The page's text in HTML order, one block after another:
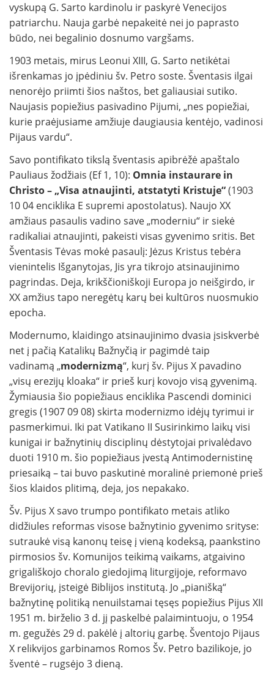
vyskupą G. Sarto kardinolu ir paskyrė Venecijos
patriarchu. Nauja garbė nepakeitė nei jo paprasto
būdo, nei begalinio dosnumo vargšams.
1903 metais, mirus Leonui XIII, G. Sarto netikėtai
išrenkamas jo įpėdiniu šv. Petro soste. Šventasis ilgai
nenorėjo priimti šios naštos, bet galiausiai sutiko.
Naujasis popiežius pasivadino Pijumi, „nes popiežiai,
kurie praėjusiame amžiuje daugiausia kentėjo, vadinosi
Pijaus vardu“.
Savo pontifikato tikslą šventasis apibrėžė apaštalo
Pauliaus žodžiais (Ef 1, 10): Omnia instaurare in
Christo – „Visa atnaujinti, atstatyti Kristuje“(1903
10 04 enciklika E supremi apostolatus). Naujo XX
amžiaus pasaulis vadino save „moderniu“ ir siekė
radikaliai atnaujinti, pakeisti visas gyvenimo sritis. Bet
Šventasis Tėvas mokė pasaulį: Jėzus Kristus tebėra
vienintelis Išganytojas, Jis yra tikrojo atsinaujinimo
pagrindas. Deja, krikščioniškoji Europa jo neišgirdo, ir
XX amžius tapo neregėtų karų bei kultūros nuosmukio
epocha.
Modernumo, klaidingo atsinaujinimo dvasia įsiskverbė
net į pačią Katalikų Bažnyčią ir pagimdė taip
vadinamą „modernizmą“, kurį šv. Pijus X pavadino
„visų erezijų kloaka“ ir prieš kurį kovojo visą gyvenimą.
Žymiausia šio popiežiaus enciklika Pascendi dominici
gregis (1907 09 08) skirta modernizmo idėjų tyrimui ir
pasmerkimui. Iki pat Vatikano II Susirinkimo laikų visi
kunigai ir bažnytinių disciplinų dėstytojai privalėdavo
duoti 1910 m. šio popiežiaus įvestą Antimodernistinę
priesaiką – tai buvo paskutinė moralinė priemonė prieš
šios klaidos plitimą, deja, jos nepakako.
Šv. Pijus X savo trumpo pontifikato metais atliko
didžiules reformas visose bažnytinio gyvenimo srityse:
sutraukė visą kanonų teisę į vieną kodeksą, paankstino
pirmosios šv. Komunijos teikimą vaikams, atgaivino
grigališkojo choralo giedojimą liturgijoje, reformavo
Brevijorių, įsteigė Biblijos institutą. Jo „pianišką“
bažnytinę politiką nenuilstamai tęsęs popiežius Pijus XII
1951 m. birželio 3 d. jį paskelbė palaimintuoju, o 1954
m. gegužės 29 d. pakėlė į altorių garbę. Šventojo Pijaus
X relikvijos garbinamos Romos Šv. Petro bazilikoje, jo
šventė – rugsėjo 3 dieną.